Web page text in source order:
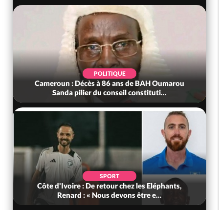
POLITIQUE
Cameroun : Décès à 86 ans de BAH Oumarou
Sanda pilier du conseil constituti...
SPORT
Côte d'Ivoire : De retour chez les Eléphants,
Renard : « Nous devons être e...